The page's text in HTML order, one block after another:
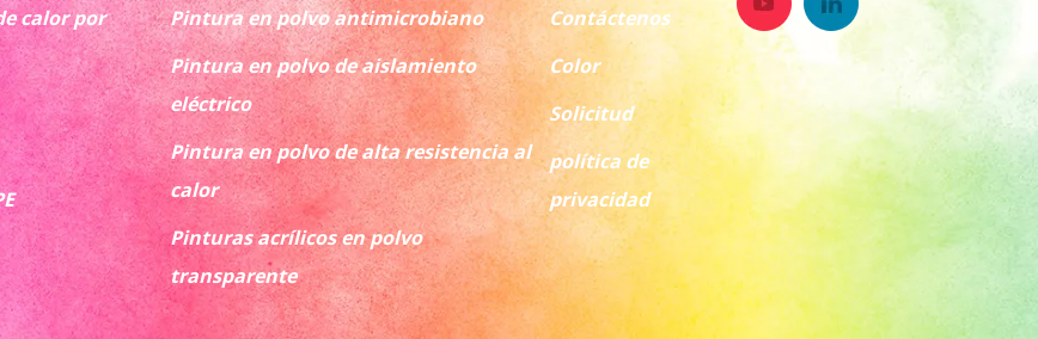
calor por
Pintura en polvo antimicrobiano
Pintura en polvo de aislamiento
eléctrico
Pintura en polvo de alta resistencia al
calor
Pinturas acrílicos en polvo
transparente
Contáctenos
Color
Solicitud
política de
privacidad